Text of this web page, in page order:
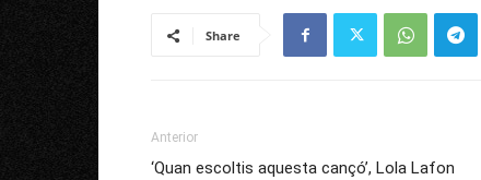
Share
Anterior
‘Quan escoltis aquesta cançó’, Lola Lafon